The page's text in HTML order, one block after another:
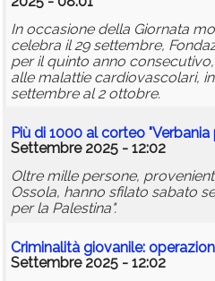
In occasione della Giornata
celebra il 29 settembre,
per il quinto anno consecutivo,
alle malattie cardiovascolari,
settembre al 2 ottobre.
Più di 1000 al corteo "Verbania
Settembre 2025 - 12:02
Oltre mille persone,
Ossola, hanno sfilato sabato
per la Palestina".
Criminalità giovanile:
Settembre 2025 - 12:02